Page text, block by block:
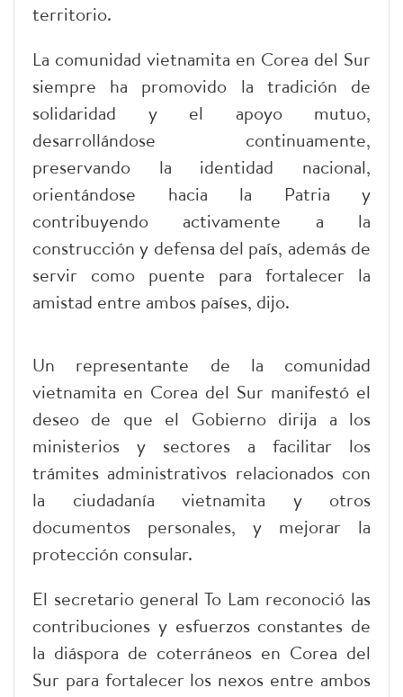
territorio.
La comunidad vietnamita en Corea del Sur
siempre ha promovido la tradición de
solidaridad y el apoyo mutuo,
desarrollándose continuamente,
preservando la identidad nacional,
orientándose hacia la Patria y
contribuyendo activamente a la
construcción y defensa del país, además de
servir como puente para fortalecer la
amistad entre ambos países, dijo.
Un representante de la comunidad
vietnamita en Corea del Sur manifestó el
deseo de que el Gobierno dirija a los
ministerios y sectores a facilitar los
trámites administrativos relacionados con
la ciudadanía vietnamita y otros
documentos personales, y mejorar la
protección consular.
El secretario general To Lam reconoció las
contribuciones y esfuerzos constantes de
la diáspora de coterráneos en Corea del
Sur para fortalecer los nexos entre ambos